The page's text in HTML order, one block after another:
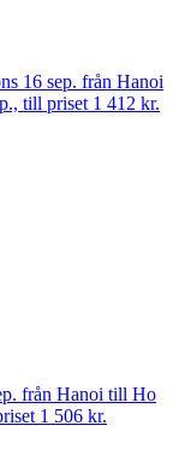
16 sep. från Hanoi
till priset 1 412 kr.
från Hanoi till Ho
1 506 kr.